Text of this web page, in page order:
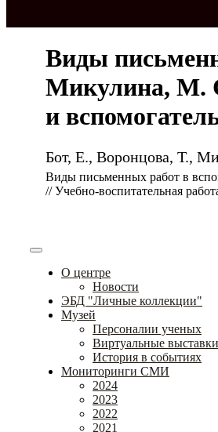
Виды
Микулина, М.
и
Бот, Е., Воронцова, Т.,
Виды письменных работ в
// Учебно-воспитательная
О центре
Новости
ЭБД "Личные коллекции"
Музей
Персоналии ученых
Виртуальные выставки
История в событиях
Мониторинги СМИ
2024
2023
2022
2021